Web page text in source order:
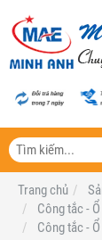
Trang chủ
Công tắc -
Công tắc -